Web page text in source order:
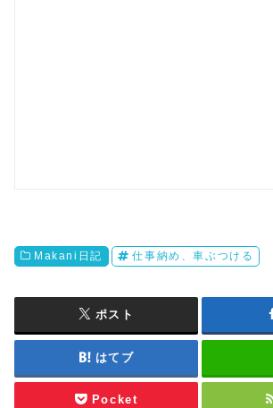
Makani日記 仕事納め、車ぶつける
ポスト
はてブ
Pocket